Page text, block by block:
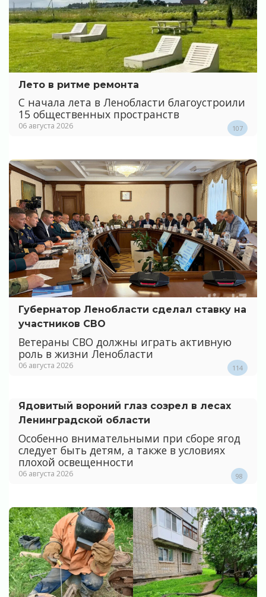
Лето в ритме ремонта
С начала лета в Ленобласти благоустроили
15 общественных пространств
06 августа 2026 107
Губернатор Ленобласти сделал ставку на
участников СВО
Ветераны СВО должны играть активную
роль в жизни Ленобласти
06 августа 2026 114
Ядовитый вороний глаз созрел в лесах
Ленинградской области
Особенно внимательными при сборе ягод
следует быть детям, а также в условиях
плохой освещенности
06 августа 2026 98